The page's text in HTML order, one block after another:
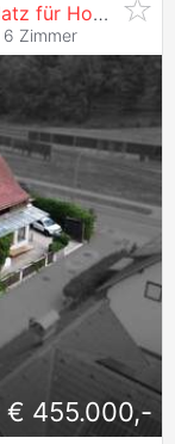
Gemütliche Wohneinheiten und viel Platz für Hobbys und Fahrzeuge! Ein
6 Zimmer
€ 455.000,-